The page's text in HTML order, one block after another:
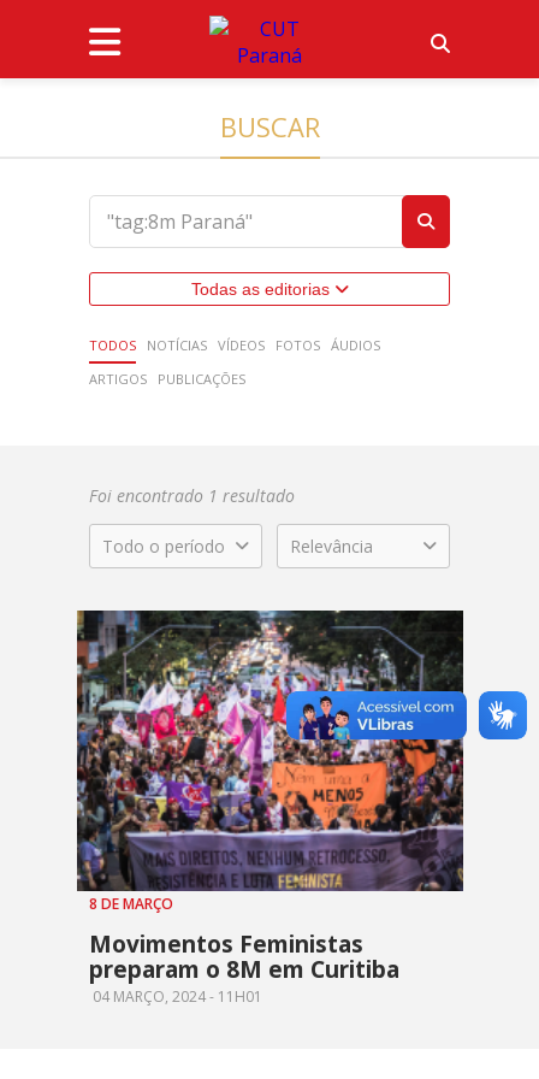
BUSCAR
Todas as editorias
TODOS NOTÍCIAS VÍDEOS FOTOS ÁUDIOS
ARTIGOS
PUBLICAÇÕES
Foi encontrado 1 resultado
Todo o período Relevância
8 DE MARÇO
Movimentos Feministas
preparam o 8M em Curitiba
04 MARÇO, 2024 - 11H01